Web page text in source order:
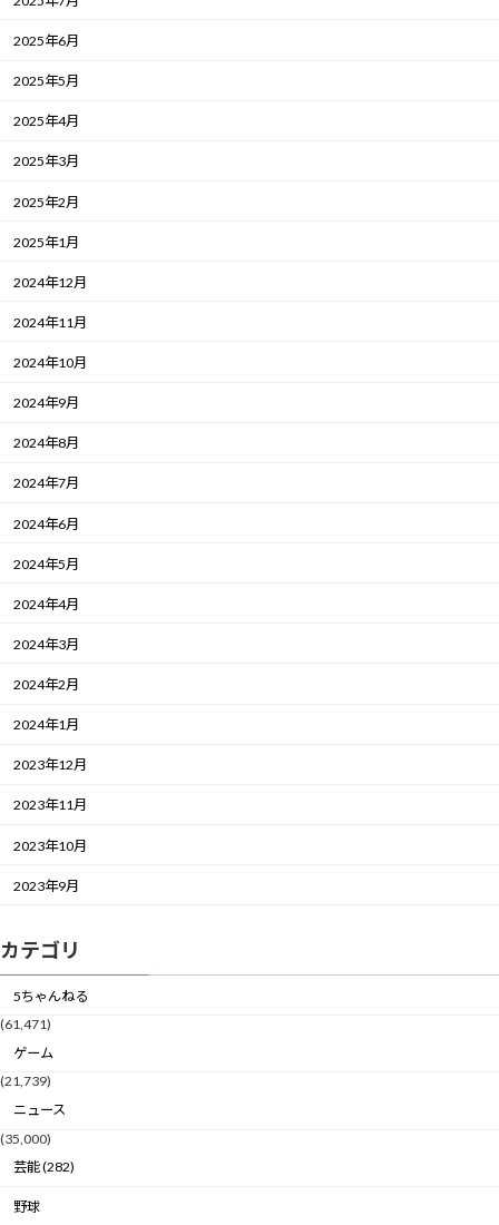
2025年6月
2025年5月
2025年4月
2025年3月
2025年2月
2025年1月
2024年12月
2024年11月
2024年10月
2024年9月
2024年8月
2024年7月
2024年6月
2024年5月
2024年4月
2024年3月
2024年2月
2024年1月
2023年12月
2023年11月
2023年10月
2023年9月
カテゴリ
5ちゃんねる
(61,471)
ゲーム
(21,739)
ニュース
(35,000)
芸能 (282)
野球